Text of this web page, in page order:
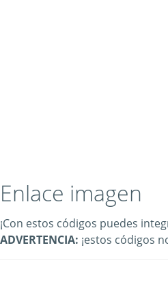
Enlace imagen
¡Con estos códigos puedes
ADVERTENCIA: ¡estos códigos